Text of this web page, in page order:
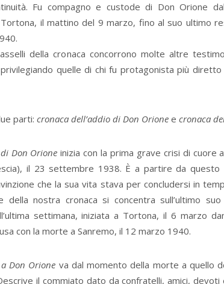
Fu compagno e custode di Don Orione
il mattino del 9 marzo, fino al suo ultimo
della cronaca concorrono molte altre
quelle di chi fu protagonista più
parti: cronaca dell’addio di Don Orione e cronaca
Don Orione inizia con la prima grave crisi di cuore
il 23 settembre 1938. È a partire da
che la sua vita stava per concludersi in
della nostra cronaca si concentra sull’ultimo
settimana, iniziata a Tortona, il 6 marzo
con la morte a Sanremo, il 12 marzo 1940.
Don Orione va dal momento della morte a quello
il commiato dato da confratelli, amici, devoti